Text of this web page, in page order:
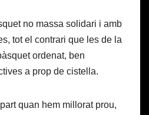
no massa solidari i amb
tot el contrari que les de la
ordenat, ben
a prop de cistella.
quan hem millorat prou,